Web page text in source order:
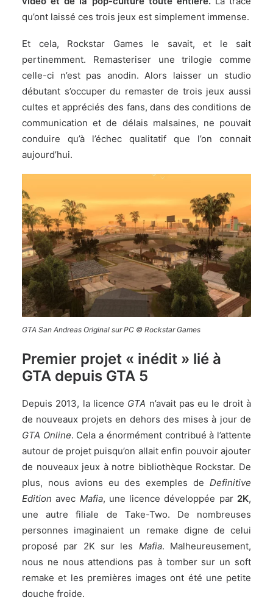
qu’ont laissé ces trois jeux est simplement immense.
Et cela, Rockstar Games le savait, et le sait
pertinemment. Remasteriser une trilogie comme
celle-ci n’est pas anodin. Alors laisser un studio
débutant s’occuper du remaster de trois jeux aussi
cultes et appréciés des fans, dans des conditions de
communication et de délais malsaines, ne pouvait
conduire qu’à l’échec qualitatif que l’on connait
aujourd’hui.
GTA San Andreas Original sur PC © Rockstar Games
Premier projet « inédit » lié à
GTA depuis GTA 5
Depuis 2013, la licence GTA n’avait pas eu le droit à
de nouveaux projets en dehors des mises à jour de
GTA Online. Cela a énormément contribué à l’attente
autour de projet puisqu’on allait enfin pouvoir ajouter
de nouveaux jeux à notre bibliothèque Rockstar. De
plus, nous avions eu des exemples de Definitive
Edition avec Mafia, une licence développée par 2K,
une autre filiale de Take-Two. De nombreuses
personnes imaginaient un remake digne de celui
proposé par 2K sur les Mafia. Malheureusement,
nous ne nous attendions pas à tomber sur un soft
remake et les premières images ont été une petite
douche froide.